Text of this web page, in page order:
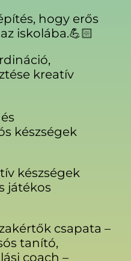
hogy erős
iskolába.💪🏻
kreatív
készségek
készségek
játékos
csapata –
tanító,
coach –